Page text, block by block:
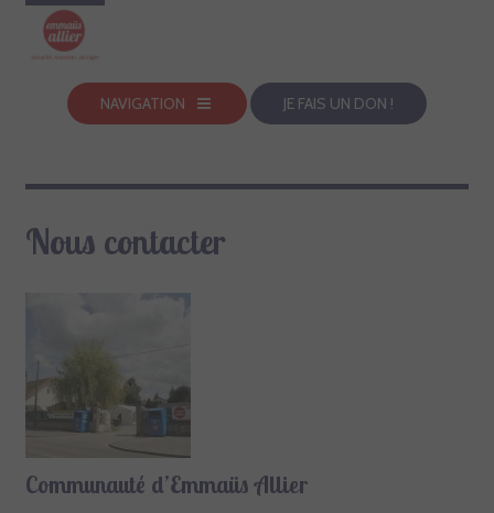
NAVIGATION JE FAIS UN DON !
Nous contacter
Communauté d’Emmaüs Allier